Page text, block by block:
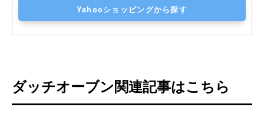
Yahooショッピングから探す
ダッチオーブン関連記事はこちら